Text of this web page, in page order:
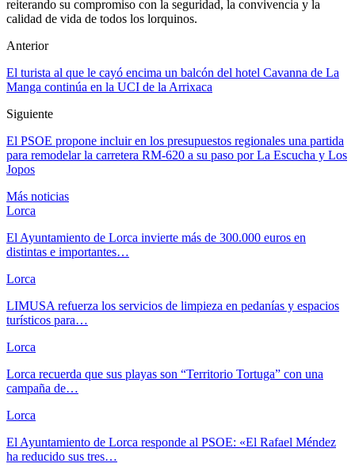
reiterando su compromiso con la seguridad, la convivencia y la
calidad de vida de todos los lorquinos.
Anterior
El turista al que le cayó encima un balcón del hotel Cavanna de La
Manga continúa en la UCI de la Arrixaca
Siguiente
El PSOE propone incluir en los presupuestos regionales una partida
para remodelar la carretera RM-620 a su paso por La Escucha y Los
Jopos
Más noticias
Lorca
El Ayuntamiento de Lorca invierte más de 300.000 euros en
distintas e importantes…
Lorca
LIMUSA refuerza los servicios de limpieza en pedanías y espacios
turísticos para…
Lorca
Lorca recuerda que sus playas son “Territorio Tortuga” con una
campaña de…
Lorca
El Ayuntamiento de Lorca responde al PSOE: «El Rafael Méndez
ha reducido sus tres…